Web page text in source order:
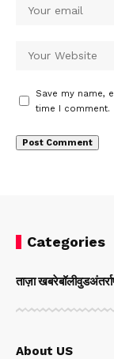
Save my name,
time I comment.
Categories
ताज़ा खबरेबॉलीवुड
About US